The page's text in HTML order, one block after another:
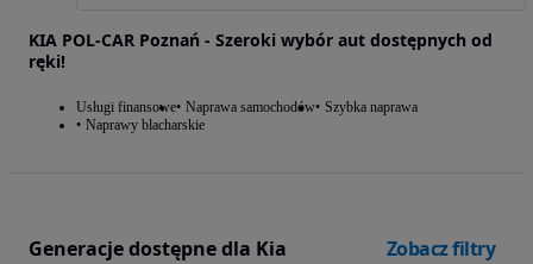
KIA POL-CAR Poznań - Szeroki wybór aut dostępnych od
ręki!
Usługi finansowe Naprawa samochodów Szybka naprawa
Naprawy blacharskie
Generacje dostępne dla Kia Zobacz filtry